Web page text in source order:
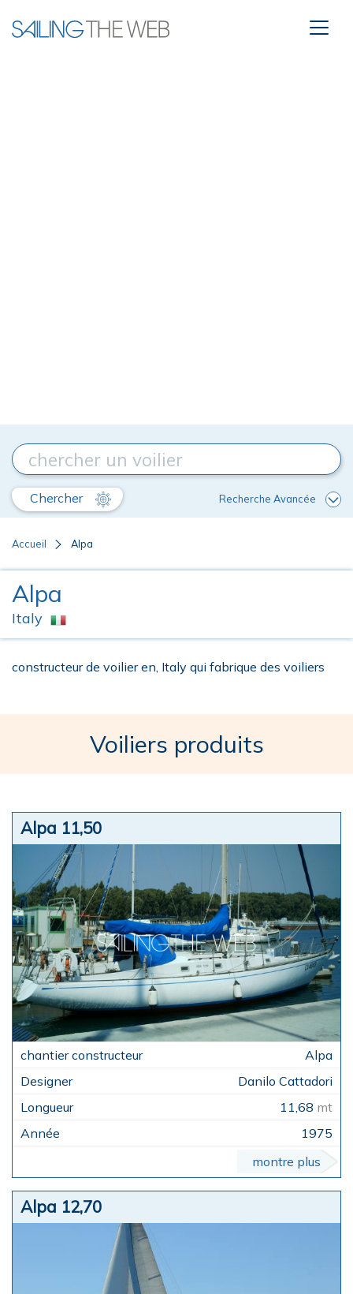
Chercher Recherche Avancée
Accueil Alpa
Alpa
Italy
constructeur de voilier en, Italy qui fabrique des voiliers
Voiliers produits
Alpa 11,50
Alpa
Danilo Cattadori
11,68 mt
1975
montre plus
Alpa 12,70